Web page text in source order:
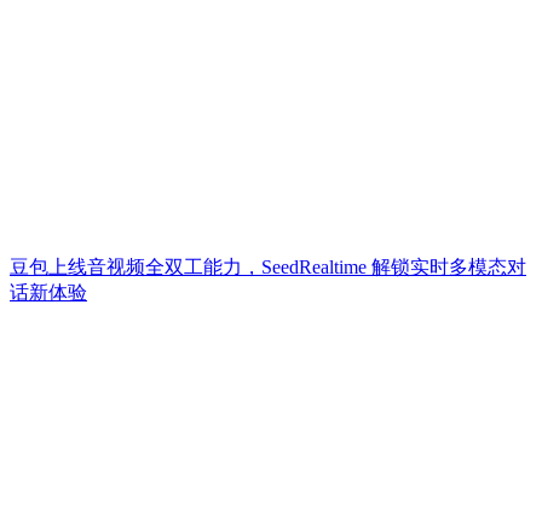
豆包上线音视频全双工能力，SeedRealtime 解锁实时多模态对
话新体验